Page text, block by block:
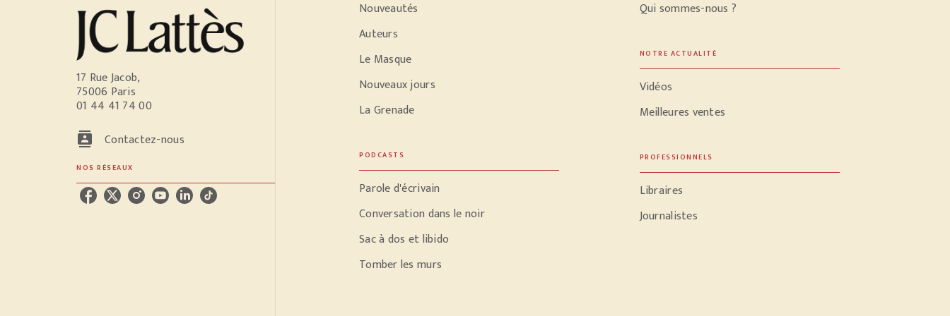
17 Rue Jacob,
75006 Paris
01 44 41 74 00
contacts Contactez-nous
NOS RÉSEAUX
Nouveautés
Auteurs
Le Masque
Nouveaux jours
La Grenade
PODCASTS
Parole d'écrivain
Conversation dans le noir
Sac à dos et libido
Tomber les murs
Qui sommes-nous ?
NOTRE ACTUALITÉ
Vidéos
Meilleures ventes
PROFESSIONNELS
Libraires
Journalistes